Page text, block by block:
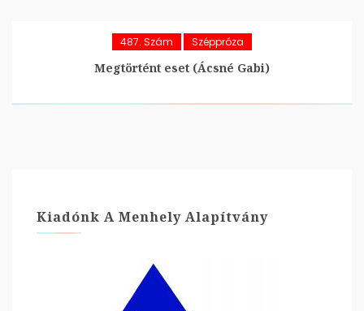
487. Szám Széppróza
Megtörtént eset (Ácsné Gabi)
Kiadónk A Menhely Alapítvány